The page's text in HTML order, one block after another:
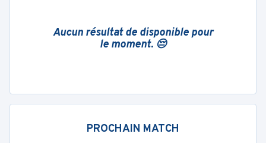
Aucun résultat de disponible pour
le moment. 😔
PROCHAIN MATCH